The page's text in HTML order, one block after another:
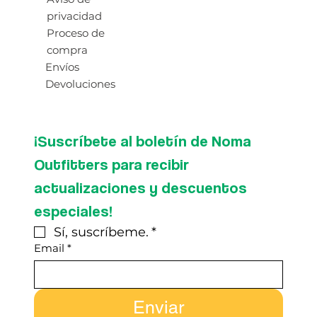
privacidad
Proceso de
compra
Envíos
Devoluciones
¡Suscríbete al boletín de Noma
Outfitters para recibir
actualizaciones y descuentos
especiales!
Sí, suscríbeme. *
Email *
Enviar